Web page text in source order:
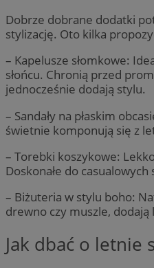
Dobrze dobrane dodatki
stylizację. Oto kilka
– Kapelusze słomkowe:
słońcu. Chronią przed
jednocześnie dodają stylu.
– Sandały na płaskim
świetnie komponują się z
– Torebki koszykowe:
Doskonałe do casualowych
– Biżuteria w stylu boho:
drewno czy muszle,
Jak dbać o letnie